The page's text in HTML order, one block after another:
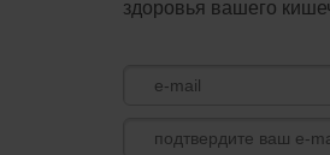
здоровья вашего